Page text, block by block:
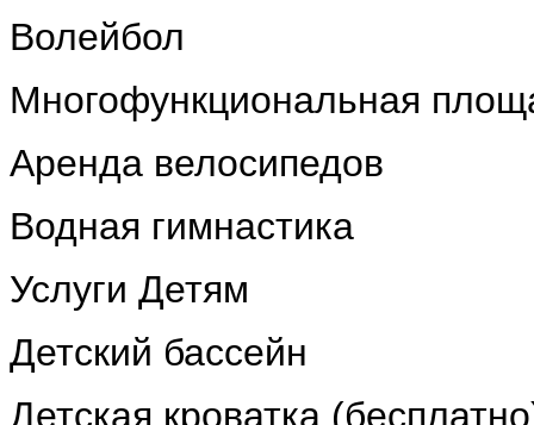
Волейбол
Mногофункциональная
Аренда велосипедов
Водная гимнастика
Услуги Детям
Детский бассейн
Детская кроватка